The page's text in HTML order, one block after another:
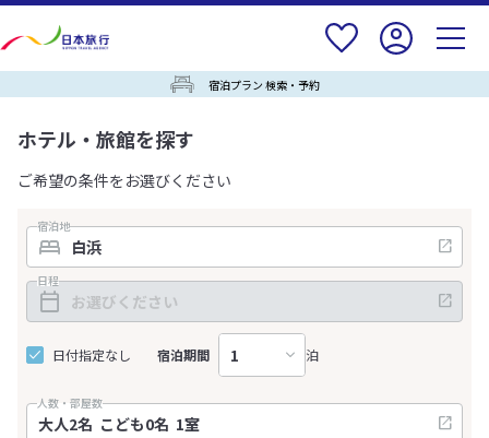
宿泊プラン 検索・予約
ホテル・旅館を探す
ご希望の条件をお選びください
宿泊地
日程
日付指定なし 宿泊期間 泊
人数・部屋数